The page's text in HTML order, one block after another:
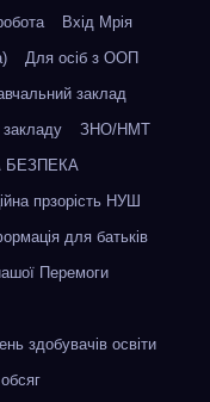
Вхід Мрія
Для осіб з ООП
заклад
закладу
ЗНО/НМТ
БЕЗПЕКА
прзорість НУШ
для батьків
Перемоги
здобувачів освіти